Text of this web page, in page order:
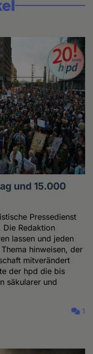
und 15.000
Pressedienst
Redaktion
lassen und jeden
hinweisen, der
mitverändert
der hpd die bis
säkularer und
1